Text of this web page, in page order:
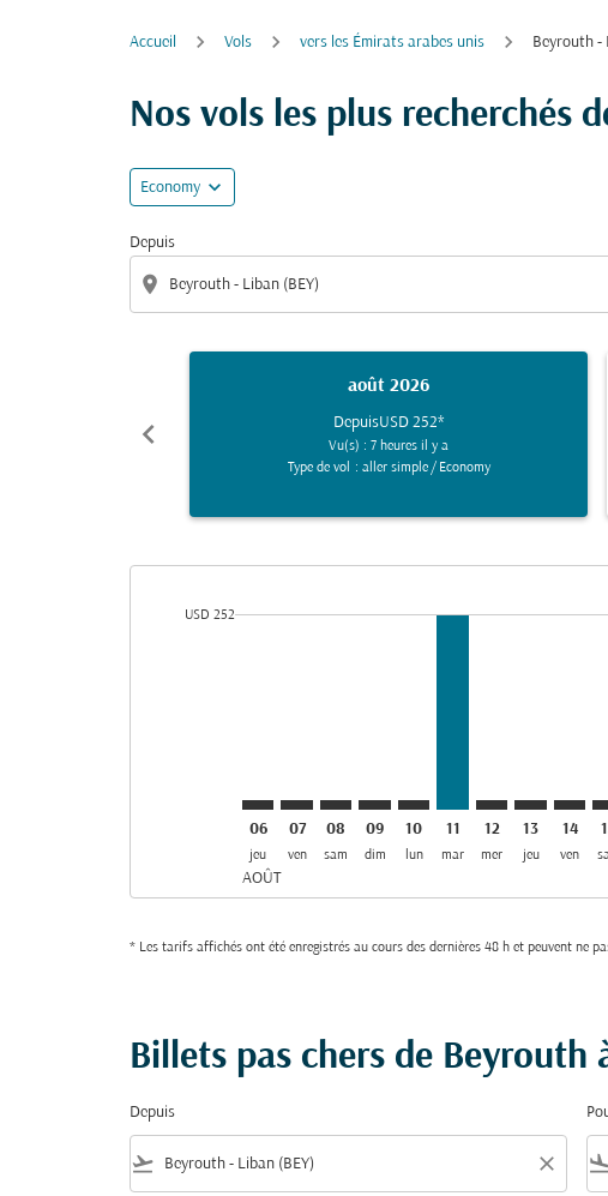
Accueil Vols vers les Émirats arabes unis Beyrouth -
Nos vols les plus recherchés
Economy expand_more
Depuis
location_on
chevron_left
août 2026
DepuisUSD 252*
Vu(s) : 7 heures il y a
Type de vol : aller simple / Economy
USD 252Displaying fares for août-2026
06
jeu
AOÛT
07
ven
08
sam
09
dim
10
lun
11
mar
12
mer
13
jeu
14
ven
* Les tarifs affichés ont été enregistrés au cours des dernières 48 h et peuvent ne
Billets pas chers de Beyrouth
Depuis
flight_takeoff close flight_land